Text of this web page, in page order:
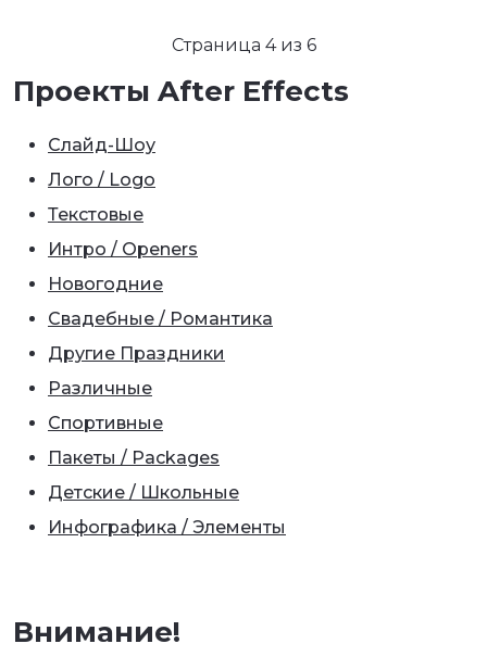
Страница 4 из 6
Проекты After Effects
Слайд-Шоу
Лого / Logo
Текстовые
Интро / Openers
Новогодние
Свадебные / Романтика
Другие Праздники
Различные
Спортивные
Пакеты / Packages
Детские / Школьные
Инфографика / Элементы
Внимание!